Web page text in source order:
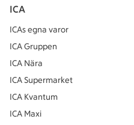
ICA
ICAs egna varor
ICA Gruppen
ICA Nära
ICA Supermarket
ICA Kvantum
ICA Maxi